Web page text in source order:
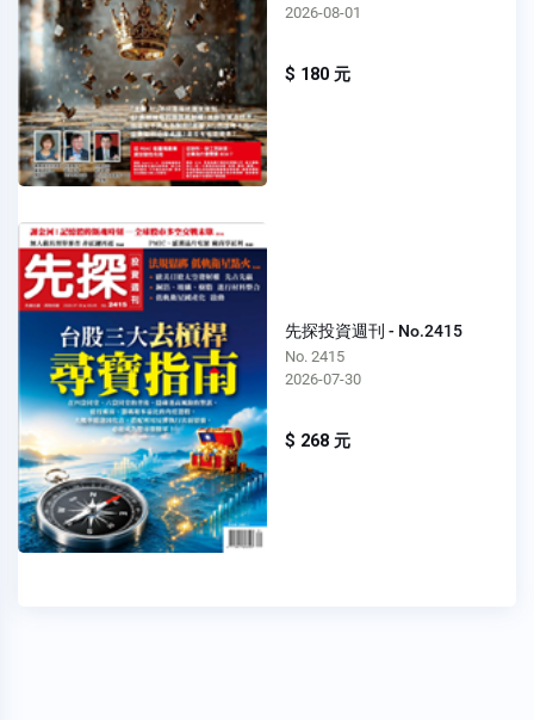
2026-08-01
$ 180 元
先探投資週刊 - No.2415
No. 2415
2026-07-30
$ 268 元